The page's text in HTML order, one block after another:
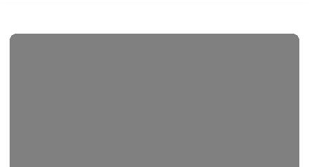
Dans cette perspective, l’exemple du Christ est central : «